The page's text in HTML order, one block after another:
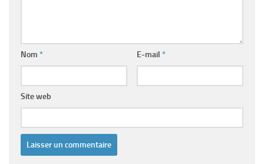
Nom * E-mail *
Site web